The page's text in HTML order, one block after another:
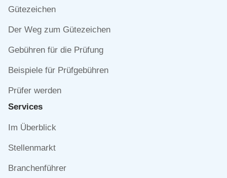
Gütezeichen
Der Weg zum Gütezeichen
Gebühren für die Prüfung
Beispiele für Prüfgebühren
Prüfer werden
Services
Navigation
Im Überblick
Stellenmarkt
Branchenführer